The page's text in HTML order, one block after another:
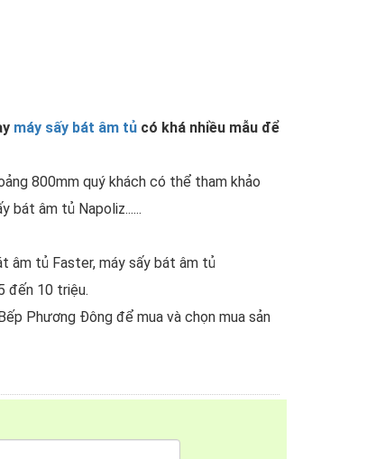
máy sấy bát âm tủ có khá nhiều mẫu để
800mm quý khách có thể tham khảo
bát âm tủ Napoliz......
âm tủ Faster, máy sấy bát âm tủ
đến 10 triệu.
Phương Đông để mua và chọn mua sản